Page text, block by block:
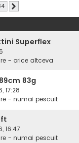
Superflex
- orice altceva
83g
17:28
- numai pescuit
16:47
- numai pescuit